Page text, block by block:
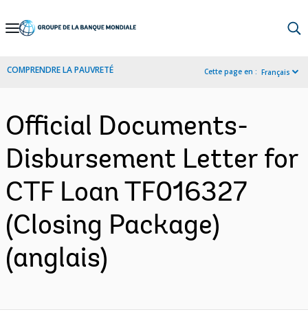
Skip
Navigation
COMPRENDRE LA PAUVRETÉ Cette page en : Français
Official Documents-
Disbursement Letter for
CTF Loan TF016327
(Closing Package)
(anglais)